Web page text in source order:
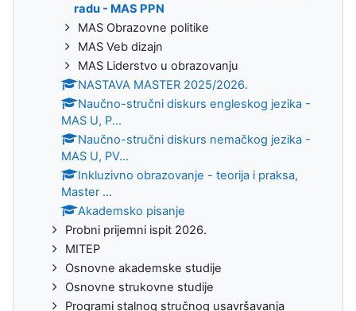
radu - MAS PPN
MAS Obrazovne politike
MAS Veb dizajn
MAS Liderstvo u obrazovanju
NASTAVA MASTER 2025/2026.
Naučno-stručni diskurs engleskog jezika -
MAS U, P...
Naučno-stručni diskurs nemačkog jezika -
MAS U, PV...
Inkluzivno obrazovanje - teorija i praksa,
Master ...
Akademsko pisanje
Probni prijemni ispit 2026.
MITEP
Osnovne akademske studije
Osnovne strukovne studije
Programi stalnog stručnog usavršavanja